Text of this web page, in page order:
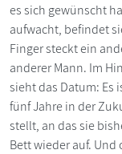
es sich gewünscht
aufwacht, befindet
Finger steckt ein
anderer Mann. Im
sieht das Datum: Es
fünf Jahre in der
stellt, an das sie
Bett wieder auf.